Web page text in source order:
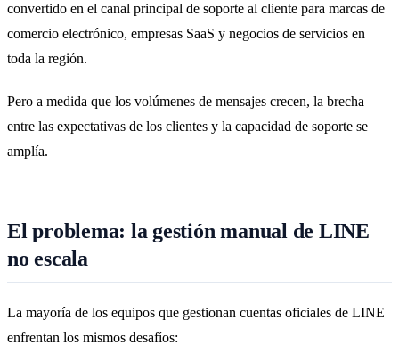
convertido en el canal principal de soporte al cliente para marcas de
comercio electrónico, empresas SaaS y negocios de servicios en
toda la región.
Pero a medida que los volúmenes de mensajes crecen, la brecha
entre las expectativas de los clientes y la capacidad de soporte se
amplía.
El problema: la gestión manual de LINE
no escala
La mayoría de los equipos que gestionan cuentas oficiales de LINE
enfrentan los mismos desafíos: